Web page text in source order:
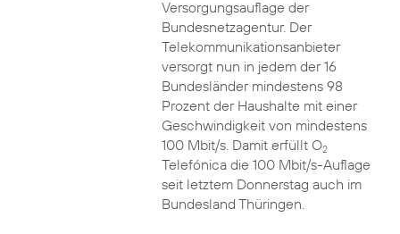
Versorgungsauflage der
Bundesnetzagentur. Der
Telekommunikationsanbieter
versorgt nun in jedem der 16
Bundesländer mindestens 98
Prozent der Haushalte mit einer
Geschwindigkeit von mindestens
100 Mbit/s. Damit erfüllt O2
Telefónica die 100 Mbit/s-Auflage
seit letztem Donnerstag auch im
Bundesland Thüringen.